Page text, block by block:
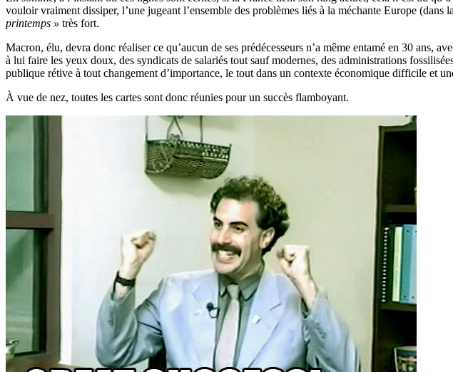
vouloir vraiment dissiper, l’une jugeant l’ensemble des problèmes liés à la méchante Europe
printemps » très fort.
Macron, élu, devra donc réaliser ce qu’aucun de ses prédécesseurs n’a même entamé en 30
à lui faire les yeux doux, des syndicats de salariés tout sauf modernes, des administrations
publique rétive à tout changement d’importance, le tout dans un contexte économique difficile et
À vue de nez, toutes les cartes sont donc réunies pour un succès flamboyant.